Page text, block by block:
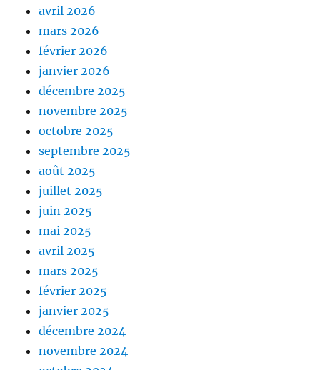
avril 2026
mars 2026
février 2026
janvier 2026
décembre 2025
novembre 2025
octobre 2025
septembre 2025
août 2025
juillet 2025
juin 2025
mai 2025
avril 2025
mars 2025
février 2025
janvier 2025
décembre 2024
novembre 2024